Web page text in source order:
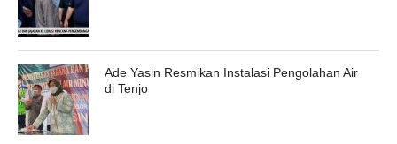
Ade Yasin Resmikan Instalasi Pengolahan Air
di Tenjo